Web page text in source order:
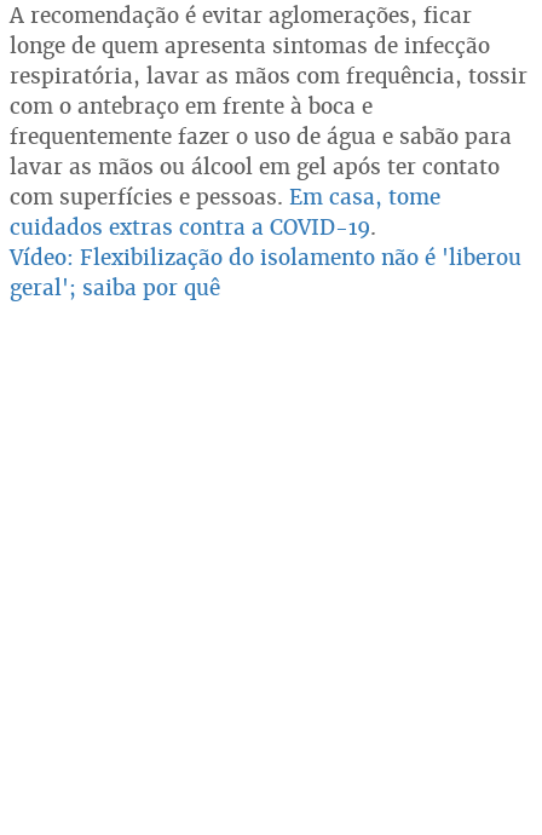
A recomendação é evitar aglomerações, ficar
longe de quem apresenta sintomas de infecção
respiratória, lavar as mãos com frequência, tossir
com o antebraço em frente à boca e
frequentemente fazer o uso de água e sabão para
lavar as mãos ou álcool em gel após ter contato
com superfícies e pessoas. Em casa, tome
cuidados extras contra a COVID-19.
Vídeo: Flexibilização do isolamento não é 'liberou
geral'; saiba por quê